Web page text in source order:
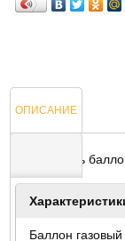
ОПИСАНИЕ
ОТЗЫВЫ
* Стоимость
Баллон газовый